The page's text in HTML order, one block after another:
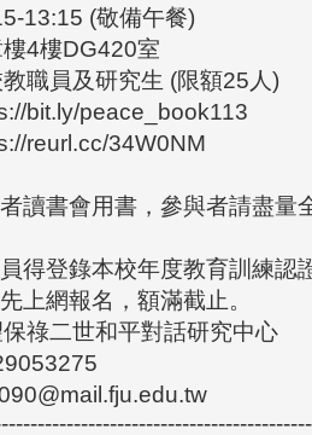
13:15 (敬備午餐)
樓4樓DG420室
教職員及研究生 (限額25人)
bit.ly/peace_book113
reurl.cc/34W0NM
讀書會用書，參與者請盡量
得登錄本校年度教育訓練認
上網報名，額滿截止。
保祿二世和平對話研究中心